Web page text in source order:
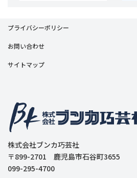
プライバシーポリシー
お問い合わせ
サイトマップ
株式会社ブンカ巧芸社
〒899-2701 鹿児島市石谷町3655
099-295-4700